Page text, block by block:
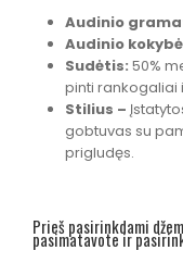
Audinio
Audinio kokyb
Sudėtis: 50%
pinti rankogaliai
Stilius –
gobtuvas su
prigludęs.
Prieš pasirinkdami
pasimatavote ir